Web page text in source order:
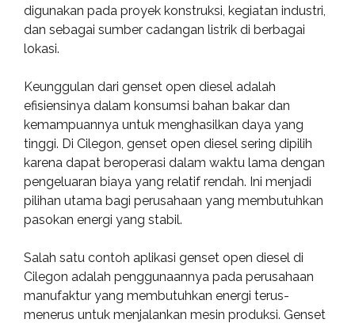
digunakan pada proyek konstruksi, kegiatan industri,
dan sebagai sumber cadangan listrik di berbagai
lokasi.
Keunggulan dari genset open diesel adalah
efisiensinya dalam konsumsi bahan bakar dan
kemampuannya untuk menghasilkan daya yang
tinggi. Di Cilegon, genset open diesel sering dipilih
karena dapat beroperasi dalam waktu lama dengan
pengeluaran biaya yang relatif rendah. Ini menjadi
pilihan utama bagi perusahaan yang membutuhkan
pasokan energi yang stabil.
Salah satu contoh aplikasi genset open diesel di
Cilegon adalah penggunaannya pada perusahaan
manufaktur yang membutuhkan energi terus-
menerus untuk menjalankan mesin produksi. Genset